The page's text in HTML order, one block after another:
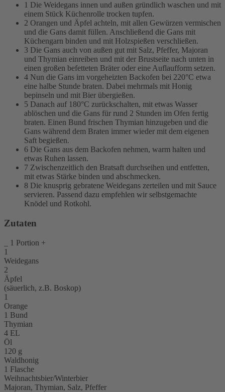
1 Die Weidegans innen und außen gründlich waschen und mit
einem Stück Küchenrolle trocken tupfen.
2 Orangen und Äpfel achteln, mit allen Gewürzen vermischen
und die Gans damit füllen. Anschließend die Gans mit
Küchengarn binden und mit Holzspießen verschließen.
3 Die Gans auch von außen gut mit Salz, Pfeffer, Majoran
und Thymian einreiben und mit der Brustseite nach unten in
einen großen befetteten Bräter oder eine Auflaufform setzen.
4 Nun die Gans im vorgeheizten Backofen bei 220°C etwa
eine halbe Stunde braten. Dabei mehrmals mit Honig
bepinseln und mit Bier übergießen.
5 Danach auf 180°C zurückschalten, mit etwas Wasser
ablöschen und die Gans für rund 2 Stunden im Ofen fertig
braten. Einen Bund frischen Thymian hinzugeben und die
Gans während dem Braten immer wieder mit dem eigenen
Saft begießen.
6 Die Gans aus dem Backofen nehmen, warm halten und
etwas Ruhen lassen.
7 Zwischenzeitlich den Bratsaft durchseihen und entfetten,
mit etwas Stärke binden und abschmecken.
8 Die knusprig gebratene Weidegans zerteilen und mit Sauce
servieren. Passend dazu empfehlen wir selbstgemachte
Knödel und Rotkohl.
Zutaten
1 Portion +
1
Weidegans
2
Äpfel
(säuerlich, z.B. Boskop)
1
Orange
1 Bund
Thymian
4 EL
Öl
120 g
Waldhonig
1 Flasche
Weihnachtsbier/Winterbier
Majoran, Thymian, Salz, Pfeffer